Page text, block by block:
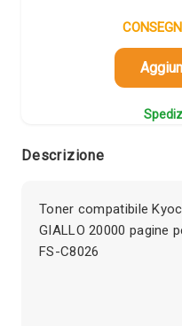
Descrizione
Toner compatibile
GIALLO 20000 pagine
FS-C8026